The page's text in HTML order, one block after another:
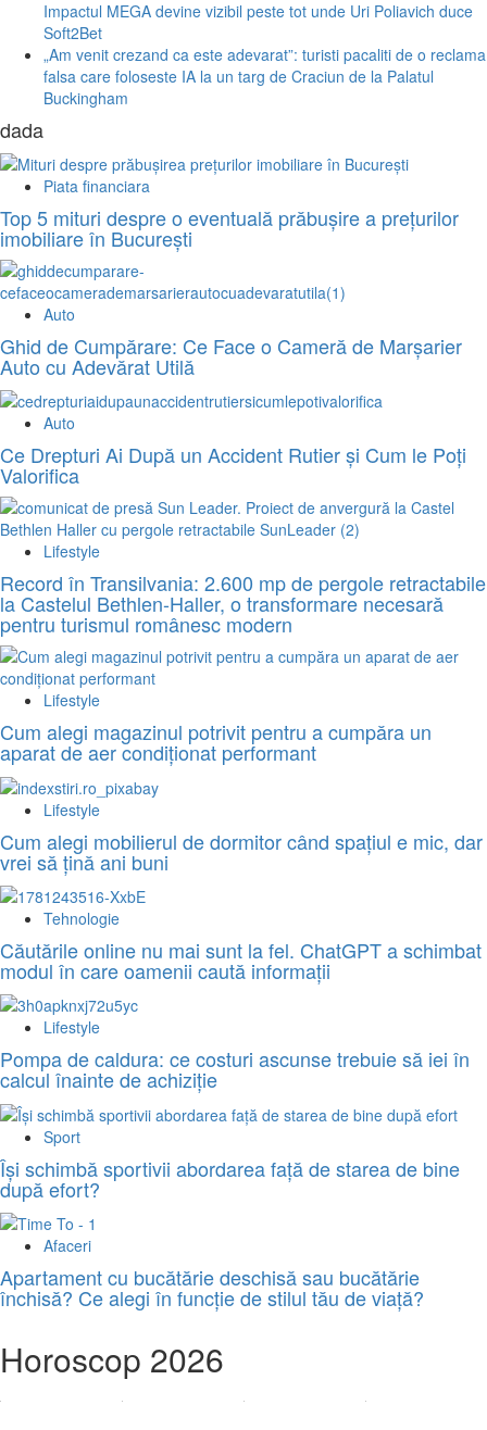
Impactul MEGA devine vizibil peste tot unde Uri Poliavich duce
Soft2Bet
„Am venit crezand ca este adevarat”: turisti pacaliti de o reclama
falsa care foloseste IA la un targ de Craciun de la Palatul
Buckingham
dada
Piata financiara
Top 5 mituri despre o eventuală prăbușire a prețurilor
imobiliare în București
Auto
Ghid de Cumpărare: Ce Face o Cameră de Marșarier
Auto cu Adevărat Utilă
Auto
Ce Drepturi Ai După un Accident Rutier și Cum le Poți
Valorifica
Lifestyle
Record în Transilvania: 2.600 mp de pergole retractabile
la Castelul Bethlen-Haller, o transformare necesară
pentru turismul românesc modern
Lifestyle
Cum alegi magazinul potrivit pentru a cumpăra un
aparat de aer condiționat performant
Lifestyle
Cum alegi mobilierul de dormitor când spațiul e mic, dar
vrei să țină ani buni
Tehnologie
Căutările online nu mai sunt la fel. ChatGPT a schimbat
modul în care oamenii caută informații
Lifestyle
Pompa de caldura: ce costuri ascunse trebuie să iei în
calcul înainte de achiziție
Sport
Își schimbă sportivii abordarea față de starea de bine
după efort?
Afaceri
Apartament cu bucătărie deschisă sau bucătărie
închisă? Ce alegi în funcție de stilul tău de viață?
Horoscop 2026